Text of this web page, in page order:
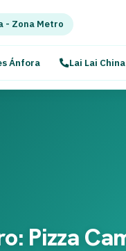
- Zona Metro
Ánfora Lai Lai China
Pizza